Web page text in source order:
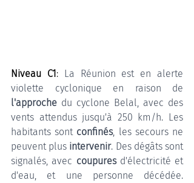
Niveau C1: La Réunion est en alerte
l'approche du cyclone Belal, avec des
vents attendus jusqu'à 250 km/h. Les
habitants sont confinés, les secours ne
peuvent plus intervenir. Des dégâts sont
signalés, avec coupures d'électricité et
d'eau, et une personne décédée.